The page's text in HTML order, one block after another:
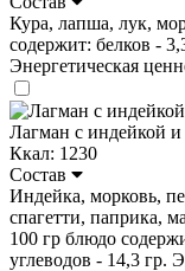
Кура, лапша, лук,
содержит: белков -
Энергетическая
Лагман с индейкой
Ккал: 1230
Состав
Индейка, морковь,
спагетти, паприка,
100 гр блюдо
углеводов - 14,3 гр.